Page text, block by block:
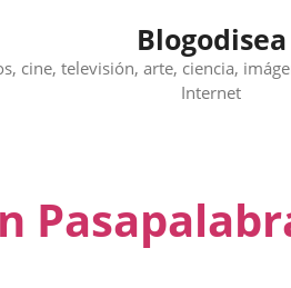
Blogodisea
cine, televisión, arte, ciencia,
Internet